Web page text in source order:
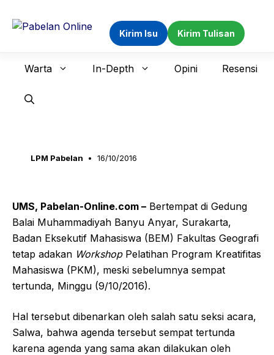
Kirim Isu Kirim Tulisan
Warta In-Depth Opini Resensi
LPM Pabelan 16/10/2016
UMS, Pabelan-Online.com – Bertempat di Gedung
Balai Muhammadiyah Banyu Anyar, Surakarta,
Badan Eksekutif Mahasiswa (BEM) Fakultas Geografi
tetap adakan WorkshopPelatihan Program Kreatifitas
Mahasiswa (PKM), meski sebelumnya sempat
tertunda, Minggu (9/10/2016).
Hal tersebut dibenarkan oleh salah satu seksi acara,
Salwa, bahwa agenda tersebut sempat tertunda
karena agenda yang sama akan dilakukan oleh